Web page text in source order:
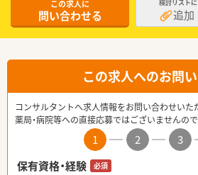
この求人に
問い合わせる
検討リストに
追加
この求人へのお問
コンサルタントへ求人情報をお問い合わせいた
薬局・病院等への直接応募ではございませんので
1 2 3
保有資格・経験
必須